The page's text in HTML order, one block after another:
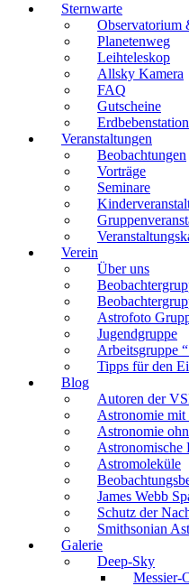
Sternwarte
Observatorium
Planetenweg
Leihteleskop
Allsky Kamera
FAQ
Gutscheine
Erdbebenstation
Veranstaltungen
Beobachtungen
Vorträge
Seminare
Verein
Über uns
Astrofoto
Jugendgruppe
Arbeitsgruppe
Tipps für den
Blog
Autoren der
Astronomie mit
Astronomie
Astronomische
Astromoleküle
James Webb
Schutz der
Smithsonian
Galerie
Deep-Sky
Messier-